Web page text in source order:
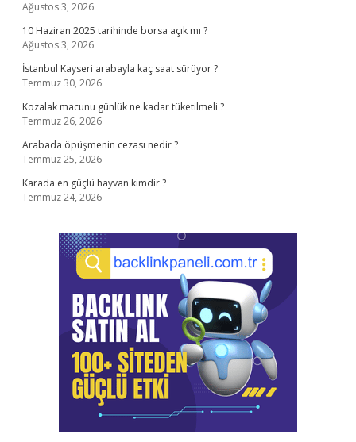
Ağustos 3, 2026
10 Haziran 2025 tarihinde borsa açık mı ?
Ağustos 3, 2026
İstanbul Kayseri arabayla kaç saat sürüyor ?
Temmuz 30, 2026
Kozalak macunu günlük ne kadar tüketilmeli ?
Temmuz 26, 2026
Arabada öpüşmenin cezası nedir ?
Temmuz 25, 2026
Karada en güçlü hayvan kimdir ?
Temmuz 24, 2026